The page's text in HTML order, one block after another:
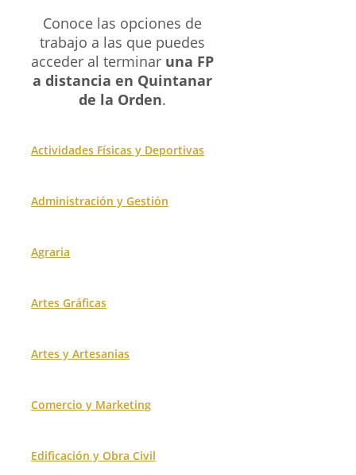
Conoce las opciones de
trabajo a las que puedes
acceder al terminar una FP
a distancia en Quintanar
de la Orden.
Actividades Físicas y Deportivas
Administración y Gestión
Agraria
Artes Gráficas
Artes y Artesanias
Comercio y Marketing
Edificación y Obra Civil